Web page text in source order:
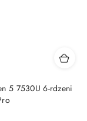
5 7530U 6-rdzeni